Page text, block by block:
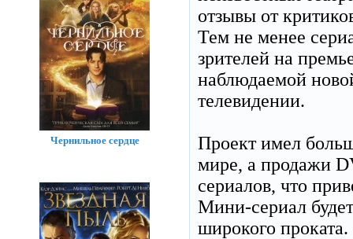
отзывы от
Тем не менее
зрителей на
наблюдаемой
телевидении.
Проект имел
мире, а продажи
сериалов, что
Мини-сериал
широкого проката.
Чернильное сердце